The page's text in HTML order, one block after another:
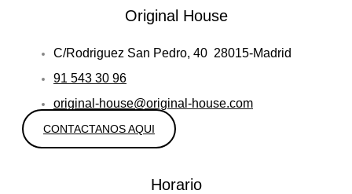
Original House
C/Rodriguez San Pedro, 40 28015-Madrid
91 543 30 96
original-house@original-house.com
CONTACTANOS AQUI
Horario